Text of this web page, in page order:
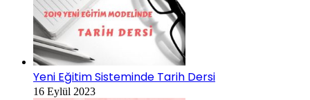
Yeni Eğitim Sisteminde Tarih Dersi
16 Eylül 2023